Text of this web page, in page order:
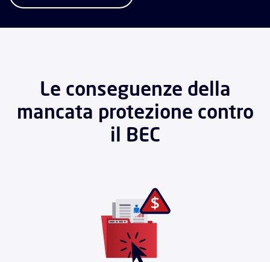
Le conseguenze della
mancata protezione contro
il BEC